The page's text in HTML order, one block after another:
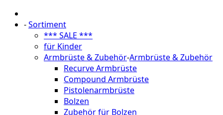
-Sortiment
*** SALE ***
für Kinder
Armbrüste & Zubehör-Armbrüste & Zubehör
Recurve Armbrüste
Compound Armbrüste
Pistolenarmbrüste
Bolzen
Zubehör für Bolzen